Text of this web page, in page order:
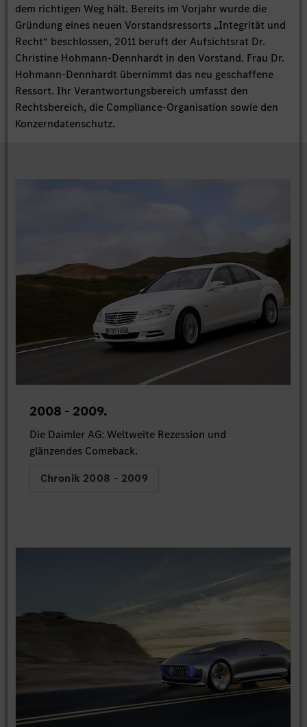
dem richtigen Weg hält. Bereits im Vorjahr wurde die
Gründung eines neuen Vorstandsressorts „Integrität und
Recht“ beschlossen, 2011 beruft der Aufsichtsrat Dr.
Christine Hohmann-Dennhardt in den Vorstand. Frau Dr.
Hohmann-Dennhardt übernimmt das neu geschaffene
Ressort. Ihr Verantwortungsbereich umfasst den
Rechtsbereich, die Compliance-Organisation sowie den
Konzerndatenschutz.
2008 - 2009.
Die Daimler AG: Weltweite Rezession und
glänzendes Comeback.
Chronik 2008 - 2009